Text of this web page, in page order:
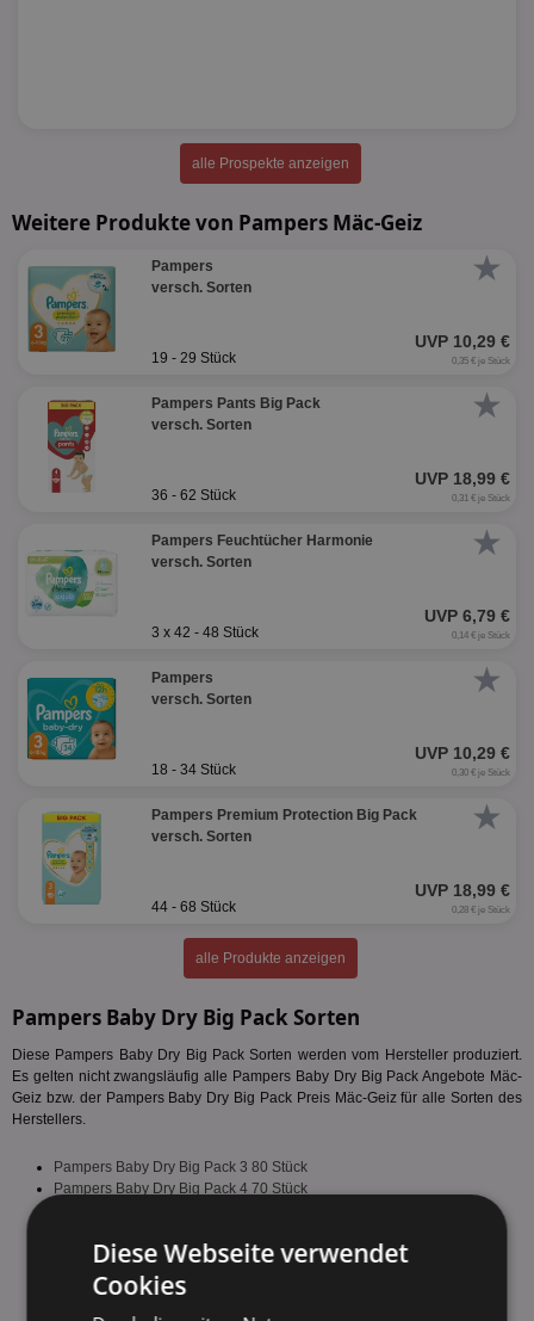
alle Prospekte anzeigen
Weitere Produkte von Pampers Mäc-Geiz
★
Pampers
versch. Sorten
UVP 10,29 €
19 - 29 Stück 0,35 € je Stück
★
Pampers Pants Big Pack
versch. Sorten
UVP 18,99 €
36 - 62 Stück 0,31 € je Stück
★
Pampers Feuchtücher Harmonie
versch. Sorten
UVP 6,79 €
3 x 42 - 48 Stück 0,14 € je Stück
★
Pampers
versch. Sorten
UVP 10,29 €
18 - 34 Stück 0,30 € je Stück
★
Pampers Premium Protection Big Pack
versch. Sorten
UVP 18,99 €
44 - 68 Stück 0,28 € je Stück
alle Produkte anzeigen
Pampers Baby Dry Big Pack Sorten
Diese Pampers Baby Dry Big Pack Sorten werden vom Hersteller produziert.
Es gelten nicht zwangsläufig alle Pampers Baby Dry Big Pack Angebote Mäc-
Geiz bzw. der Pampers Baby Dry Big Pack Preis Mäc-Geiz für alle Sorten des
Herstellers.
Pampers Baby Dry Big Pack 3 80 Stück
Pampers Baby Dry Big Pack 4 70 Stück
Pampers Baby Dry Big Pack 5+ 56 Stück
Pampers Baby Dry Big Pack 6 52 Stück
Pampers Baby Dry Big Pack 7 50 Stück
Diese Webseite verwendet
Cookies